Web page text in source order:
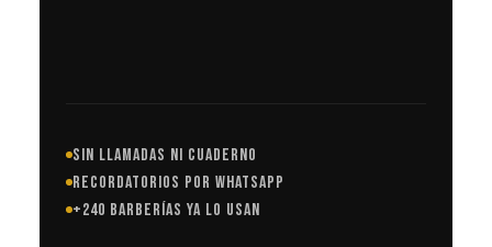
SIN LLAMADAS NI CUADERNO
RECORDATORIOS POR WHATSAPP
+240 BARBERÍAS YA LO USAN